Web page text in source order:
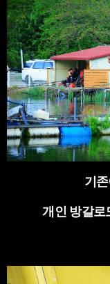
기
개인 방갈로